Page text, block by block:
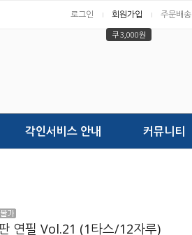
로그인 회원가입
쿠 3,000원
주문배송
각인서비스 안내 커뮤니티
연필 Vol.21 (1타스/12자루)